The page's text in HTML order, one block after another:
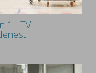
1 - TV